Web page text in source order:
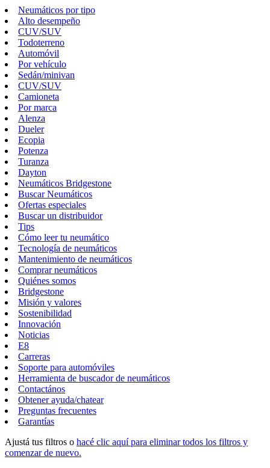
Neumáticos por tipo
Alto desempeño
CUV/SUV
Todoterreno
Automóvil
Por vehículo
Sedán/minivan
CUV/SUV
Camioneta
Por marca
Alenza
Dueler
Ecopia
Potenza
Turanza
Dayton
Neumáticos Bridgestone
Buscar Neumáticos
Ofertas especiales
Buscar un distribuidor
Tips
Cómo leer tu neumático
Tecnología de neumáticos
Mantenimiento de neumáticos
Comprar neumáticos
Quiénes somos
Bridgestone
Misión y valores
Sostenibilidad
Innovación
Noticias
E8
Carreras
Soporte para automóviles
Herramienta de buscador de neumáticos
Contactános
Obtener ayuda/chatear
Preguntas frecuentes
Garantías
Ajustá tus filtros o hacé clic aquí para eliminar todos los filtros y
comenzar de nuevo.